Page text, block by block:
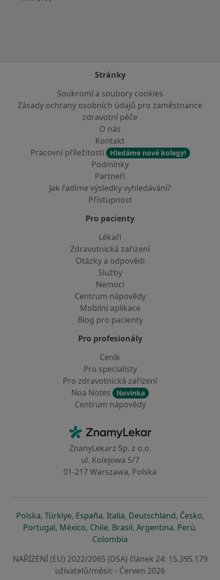
Stránky
Soukromí a soubory cookies
Zásady ochrany osobních údajů pro zaměstnance
zdravotní péče
O nás
Kontakt
Pracovní příležitosti
Hledáme nové kolegy!
Podmínky
Partneři
Jak řadíme výsledky vyhledávání?
Přístupnost
Pro pacienty
Lékaři
Zdravotnická zařízení
Otázky a odpovědi
Služby
Nemoci
Centrum nápovědy
Mobilní aplikace
Blog pro pacienty
Pro profesionály
Ceník
Pro specialisty
Pro zdravotnická zařízení
Noa Notes
Novinka
Centrum nápovědy
ZnamyLekar - Hlavní stránka
ZnanyLekarz Sp. z o.o.
ul. Kolejowa 5/7
01-217 Warszawa, Polska
Polskase otevře v nové záložce
, Türkiyese otevře v nové záložce
, Españase otevře v nové záložce
, Italiase otevře v nové záložce
, Deutschlandse otevře v
, Českose
,
Portugalse otevře v nové záložce
, Méxicose otevře v nové záložce
, Chilese otevře v nové záložce
, Brasilse otevře v nové
, Argentinase otevře v
, Perúse
,
Colombia
NAŘÍZENÍ (EU) 2022/2065 (DSA) článek 24: 15.395.179
uživatelů/měsíc - Červen 2026